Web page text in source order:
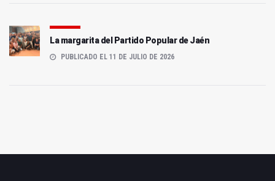
La margarita del Partido Popular de Jaén
PUBLICADO EL 11 DE JULIO DE 2026